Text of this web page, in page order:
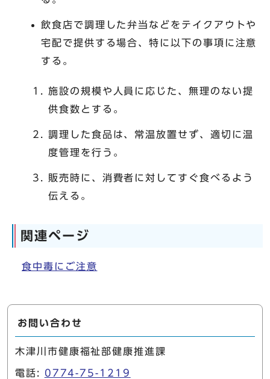
飲食店で調理した弁当などをテイクアウトや
宅配で提供する場合、特に以下の事項に注意
する。
施設の規模や人員に応じた、無理のない提
供食数とする。
調理した食品は、常温放置せず、適切に温
度管理を行う。
販売時に、消費者に対してすぐ食べるよう
伝える。
関連ページ
食中毒にご注意
お問い合わせ
木津川市健康福祉部健康推進課
電話: 0774-75-1219